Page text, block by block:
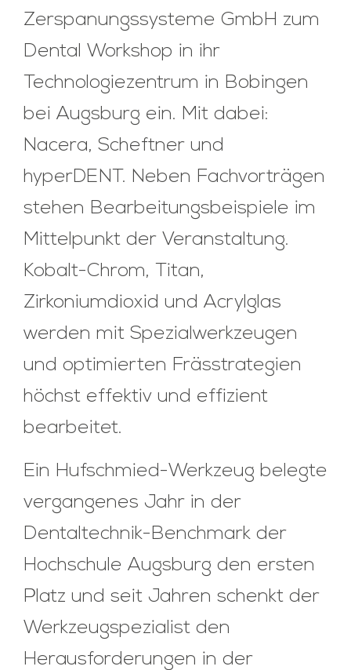
Zerspanungssysteme GmbH zum
Dental Workshop in ihr
Technologiezentrum in Bobingen
bei Augsburg ein. Mit dabei:
Nacera, Scheftner und
hyperDENT. Neben Fachvorträgen
stehen Bearbeitungsbeispiele im
Mittelpunkt der Veranstaltung.
Kobalt-Chrom, Titan,
Zirkoniumdioxid und Acrylglas
werden mit Spezialwerkzeugen
und optimierten Frässtrategien
höchst effektiv und effizient
bearbeitet.
Ein Hufschmied-Werkzeug belegte
vergangenes Jahr in der
Dentaltechnik-Benchmark der
Hochschule Augsburg den ersten
Platz und seit Jahren schenkt der
Werkzeugspezialist den
Herausforderungen in der